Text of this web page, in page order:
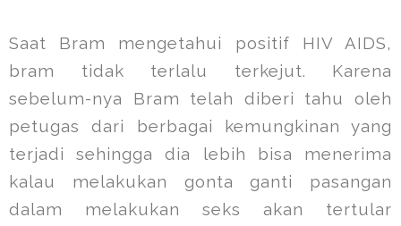
Saat Bram mengetahui positif HIV AIDS,
bram tidak terlalu terkejut. Karena
sebelum-nya Bram telah diberi tahu oleh
petugas dari berbagai kemungkinan yang
terjadi sehingga dia lebih bisa menerima
kalau melakukan gonta ganti pasangan
dalam melakukan seks akan tertular